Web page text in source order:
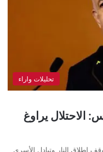
تحليلات واراء
يراوغ
إطلاق النار وتبادل الأسرى